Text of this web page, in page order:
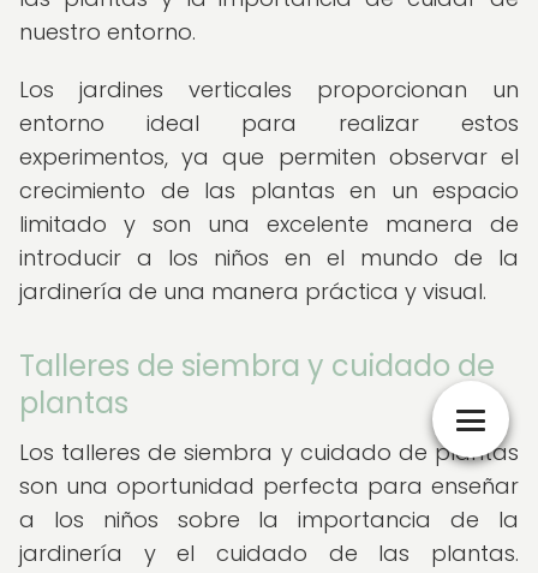
nuestro entorno.
Los jardines verticales proporcionan un
entorno ideal para realizar estos
experimentos, ya que permiten observar el
crecimiento de las plantas en un espacio
limitado y son una excelente manera de
introducir a los niños en el mundo de la
jardinería de una manera práctica y visual.
Talleres de siembra y cuidado de
plantas
Los talleres de siembra y cuidado de plantas
son una oportunidad perfecta para enseñar
a los niños sobre la importancia de la
jardinería y el cuidado de las plantas.